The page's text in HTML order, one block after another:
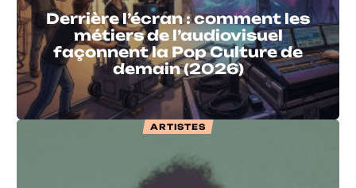
Derrière l’écran : comment les
métiers de l’audiovisuel
façonnent la Pop Culture de
demain (2026)
ARTISTES